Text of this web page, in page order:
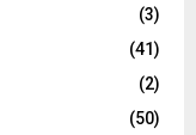
(3)
(41)
(2)
(50)